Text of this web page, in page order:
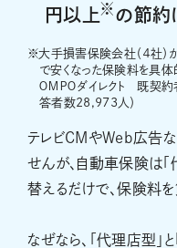
円以上※の節約
※大手損害保険会社（４社）
で安くなった保険料を具
ＯＭＰＯダイレクト 既契
答者数28,973人）
テレビCMやWeb広告な
せんが、自動車保険は「
替えるだけで、保険料を
なぜなら、「代理店型」